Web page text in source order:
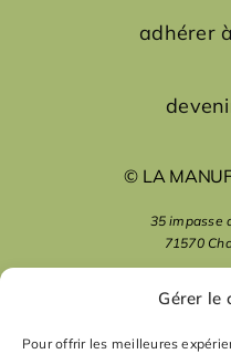
Gérer le
Pour offrir les meilleures
adhérer
© LA
35 impasse
71570